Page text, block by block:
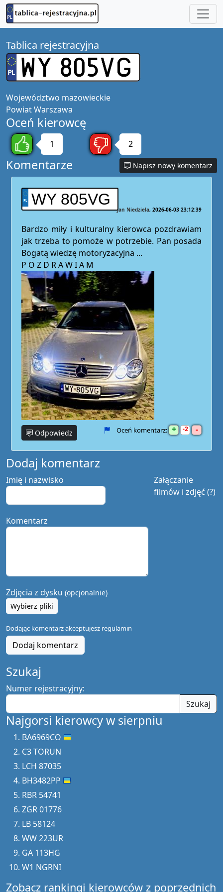
Tablica rejestracyjna
Województwo mazowieckie
PowiatWarszawa
Oceń kierowcę
1 2
Komentarze Napisz nowy komentarz
WY 805VG
Jan Niedziela 2026-06-03 23:12:39
Bardzo miły i kulturalny kierowca pozdrawiam
jak trzeba to pomoże w potrzebie. Pan posada
Bogatą wiedzę motoryzacyjna ...
P O Z D R A W I A M
Odpowiedz Oceń komentarz: + 2 -
Dodaj komentarz
Załączanie
filmów i zdjęć (?)
Imię i nazwisko
Komentarz
Zdjęcia z dysku (opcjonalnie)
Wybierz pliki
Dodając komentarz akceptujesz regulamin
Dodaj komentarz
Szukaj
Numer rejestracyjny:
Szukaj
Najgorsi kierowcy w sierpniu
BA6969CO
C3 TORUN
LCH 87035
BH3482PP
RBR 54741
ZGR 01776
LB 58124
WW 223UR
GA 113HG
W1 NGRNI
Zobacz rankingi kierowców z poprzednich